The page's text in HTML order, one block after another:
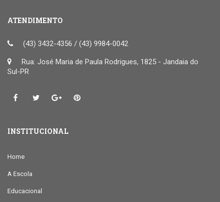
ATENDIMENTO
(43) 3432-4356 / (43) 9984-0042
Rua: José Maria de Paula Rodrigues, 1825 - Jandaia do
Sul-PR
INSTITUCIONAL
Home
A Escola
Educacional